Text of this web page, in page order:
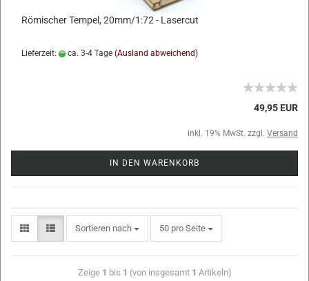
Römischer Tempel, 20mm/1:72 - Lasercut
Lieferzeit: ca. 3-4 Tage (Ausland abweichend)
49,95 EUR
inkl. 19% MwSt. zzgl. Versand
IN DEN WARENKORB
Sortieren nach 50 pro Seite
Zeige 1 bis 1 (von insgesamt 1 Artikeln)